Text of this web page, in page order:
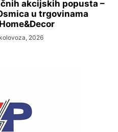
akcijskih popusta –
u trgovinama
2026